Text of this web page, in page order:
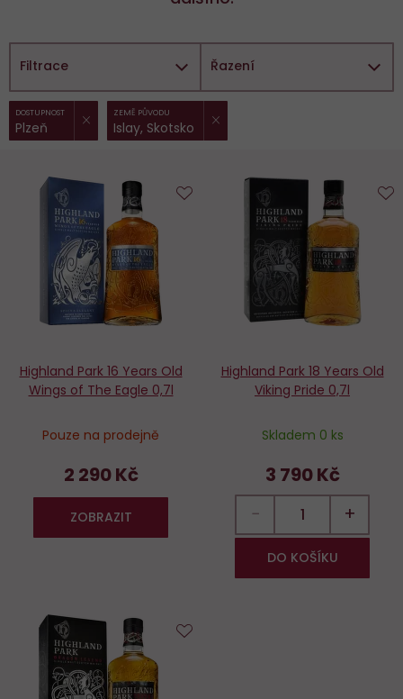
Filtrace
Vybrané
filtry:
DOSTUPNOST
Plzeň
ZRUŠIT FILTR
ZEMĚ PŮVODU
Islay, Skotsko
Řazení
Highland Park 16 Years Old
Wings of The Eagle 0,7l
Pouze na prodejně
2 290 Kč
ZOBRAZIT
Highland Park 18 Years Old
Viking Pride 0,7l
Skladem 0 ks
3 790 Kč
− +
DO KOŠÍKU